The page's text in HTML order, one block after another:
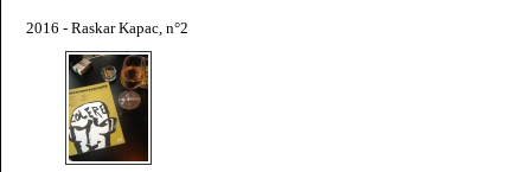
2016 - Raskar Kapac, n°2